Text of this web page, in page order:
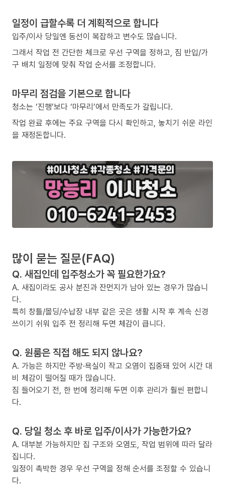
일정이 급할수록 더 계획적으로 합니다
입주/이사 당일엔 동선이 복잡하고 변수도 많습니다.
그래서 작업 전 간단한 체크로 우선 구역을 정하고, 짐 반입/가
구 배치 일정에 맞춰 작업 순서를 조정합니다.
마무리 점검을 기본으로 합니다
청소는 ‘진행’보다 ‘마무리’에서 만족도가 갈립니다.
작업 완료 후에는 주요 구역을 다시 확인하고, 놓치기 쉬운 라인
을 재정돈합니다.
많이 묻는 질문(FAQ)
Q. 새집인데 입주청소가 꼭 필요한가요?
A. 새집이라도 공사 분진과 잔먼지가 남아 있는 경우가 많습니
다.
특히 창틀/몰딩/수납장 내부 같은 곳은 생활 시작 후 계속 신경
쓰이기 쉬워 입주 전 정리해 두면 체감이 큽니다.
Q. 원룸은 직접 해도 되지 않나요?
A. 가능은 하지만 주방·욕실이 작고 오염이 집중돼 있어 시간 대
비 체감이 떨어질 때가 많습니다.
짐 들어오기 전, 한 번에 정리해 두면 이후 관리가 훨씬 편합니
다.
Q. 당일 청소 후 바로 입주/이사가 가능한가요?
A. 대부분 가능하지만 집 구조와 오염도, 작업 범위에 따라 달라
집니다.
일정이 촉박한 경우 우선 구역을 정해 순서를 조정할 수 있습니
다.